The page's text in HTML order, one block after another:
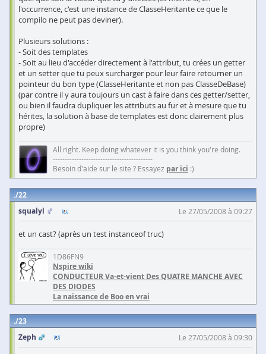
l'occurrence, c'est une instance de ClasseHeritante ce que le
compilo ne peut pas deviner).
Plusieurs solutions :
- Soit des templates
- Soit au lieu d'accéder directement à l'attribut, tu crées un getter
et un setter que tu peux surcharger pour leur faire retourner un
pointeur du bon type (ClasseHeritante et non pas ClasseDeBase)
(par contre il y aura toujours un cast à faire dans ces getter/setter,
ou bien il faudra dupliquer les attributs au fur et à mesure que tu
hérites, la solution à base de templates est donc clairement plus
propre)
All right. Keep doing whatever it is you think you're doing.
------------------------------------------
Besoin d'aide sur le site ? Essayez par ici :)
22
squalyl
Le 27/05/2008 à 09:27
et un cast? (après un test instanceof truc)
1D86FN9
Nspire wiki
CONDUCTEUR Va-et-vient Des QUATRE MANCHE AVEC
DES DIODES
La naissance de Boo en vrai
23
Zeph
Le 27/05/2008 à 09:30